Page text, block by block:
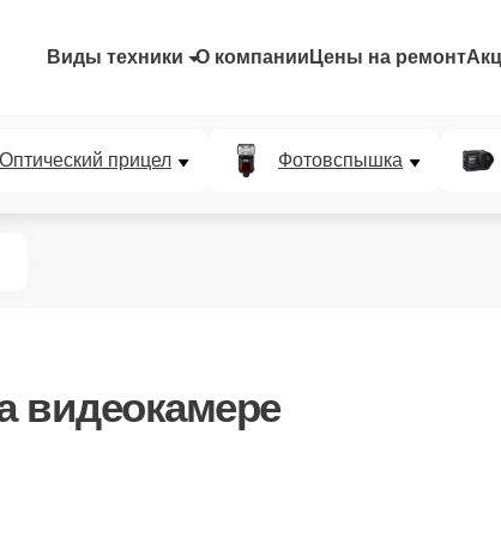
Виды техники О компании Цены на ремонт
Оптический прицел Фотовспышка
видеокамере